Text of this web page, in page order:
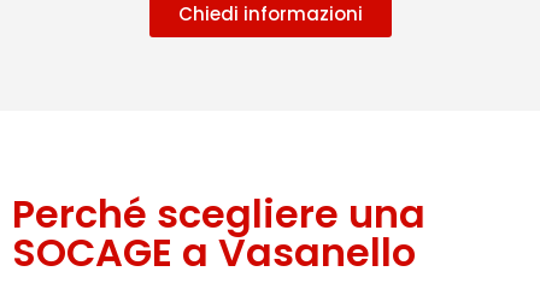
Chiedi informazioni
Perché scegliere una
SOCAGE a Vasanello